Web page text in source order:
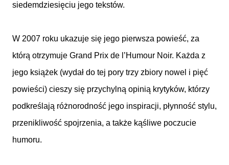
siedemdziesięciu jego tekstów.
W 2007 roku ukazuje się jego pierwsza powieść, za
którą otrzymuje Grand Prix de l’Humour Noir. Każda z
jego książek (wydał do tej pory trzy zbiory nowel i pięć
powieści) cieszy się przychylną opinią krytyków, którzy
podkreślają różnorodność jego inspiracji, płynność stylu,
przenikliwość spojrzenia, a także kąśliwe poczucie
humoru.